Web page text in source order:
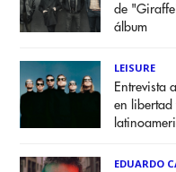
de
álbum
LEISURE
Entrevista
en libertad
EDUARDO